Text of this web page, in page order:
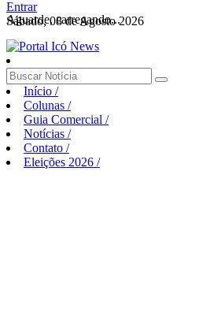
Aguarde, carregando...
Entrar
Sábado, 08 de Agosto 2026
Início /
Colunas /
Guia Comercial /
Notícias /
Contato /
Eleições 2026 /